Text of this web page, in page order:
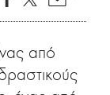
από